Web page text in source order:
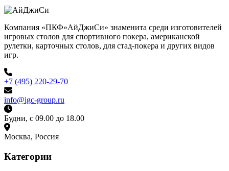
Компания «ПКФ»АйДжиСи» знаменита среди изготовителей
игровых столов для спортивного покера, американской
рулетки, карточных столов, для стад-покера и других видов
игр.
+7 (495) 220-29-70
info@igc-group.ru
Будни, с 09.00 до 18.00
Москва, Россия
Категории